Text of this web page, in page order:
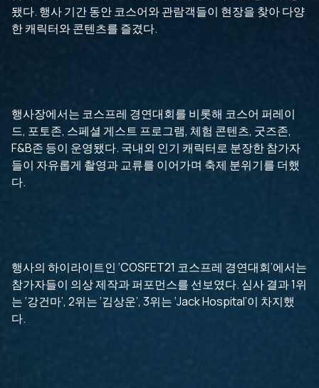
됐다. 행사 기간 동안 코스어와 관람객들이 현장을 찾아 다양
한 캐릭터와 콘텐츠를 즐겼다.
행사장에서는 코스프레 경연대회를 비롯해 코스어 퍼레이
드, 포토존, 스페셜 게스트 프로그램, 체험 콘텐츠, 굿즈존,
F&B존 등이 운영됐다. 국내외 인기 캐릭터로 분장한 참가자
들이 자유롭게 촬영과 교류를 이어가며 축제 분위기를 더했
다.
행사의 하이라이트인 ‘COSFET21 코스프레 경연대회’에서는
참가자들이 의상 제작과 퍼포먼스를 선보였다. 심사 결과 1위
는 ‘강건마’, 2위는 ‘김상운’, 3위는 ‘Jack Hospital’이 차지했
다.